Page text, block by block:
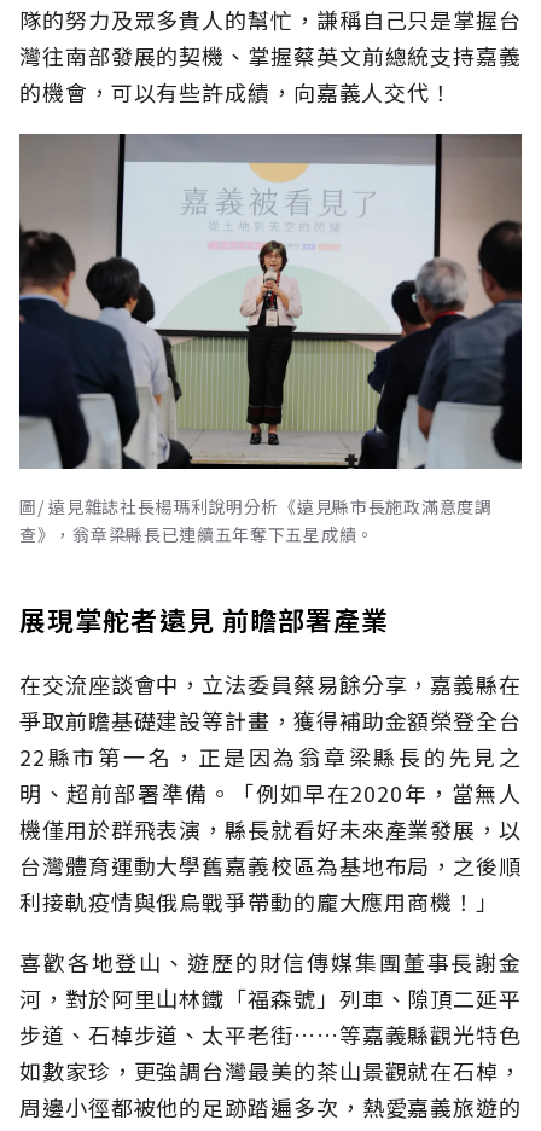
隊的努力及眾多貴人的幫忙，謙稱自己只是掌握台
灣往南部發展的契機、掌握蔡英文前總統支持嘉義
的機會，可以有些許成績，向嘉義人交代！
圖/ 遠見雜誌社長楊瑪利說明分析《遠見縣市長施政滿意度調
查》，翁章梁縣長已連續五年奪下五星成績。
展現掌舵者遠見 前瞻部署產業
在交流座談會中，立法委員蔡易餘分享，嘉義縣在
爭取前瞻基礎建設等計畫，獲得補助金額榮登全台
22縣市第一名，正是因為翁章梁縣長的先見之
明、超前部署準備。「例如早在2020年，當無人
機僅用於群飛表演，縣長就看好未來產業發展，以
台灣體育運動大學舊嘉義校區為基地布局，之後順
利接軌疫情與俄烏戰爭帶動的龐大應用商機！」
喜歡各地登山、遊歷的財信傳媒集團董事長謝金
河，對於阿里山林鐵「福森號」列車、隙頂二延平
步道、石棹步道、太平老街……等嘉義縣觀光特色
如數家珍，更強調台灣最美的茶山景觀就在石棹，
周邊小徑都被他的足跡踏遍多次，熱愛嘉義旅遊的